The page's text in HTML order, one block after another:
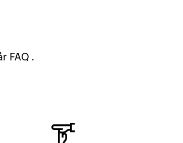
FAQ .